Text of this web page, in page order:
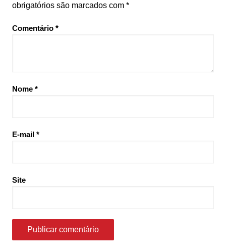
obrigatórios são marcados com *
Comentário *
Nome *
E-mail *
Site